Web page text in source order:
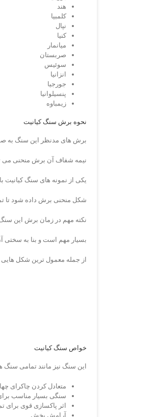
هند
کلمبیا
نپال
کنیا
میانمار
صربستان
سوئیس
انزانیا
جورجیا
پنسیلوانیا
زیمباوه
نحوه برش سنگ کیانیت
برش های مدنظر این سنگ به
نیمه شفاف آن برش منحنی می
یکی از نمونه های سنگ کیانیت
شکل منحنی برش داده شود تا
نکته مهم در زمان برش این
بسیار مهم است و بنا به سختی
از جمله معمول ترین شکل
خواص سنگ کیانیت
این سنگ نیز مانند تمامی سنگ
متعادل کردن چاکرای
سنگی بسیار مناسب
اثر پاکسازی قوی برای